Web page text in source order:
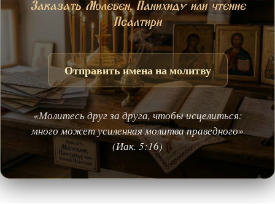
Заказать Молебен, Панихиду или чтение
Псалтири
Отправить имена на молитву
«Молитесь друг за друга, чтобы исцелиться:
много может усиленная молитва праведного»
(Иак. 5:16)